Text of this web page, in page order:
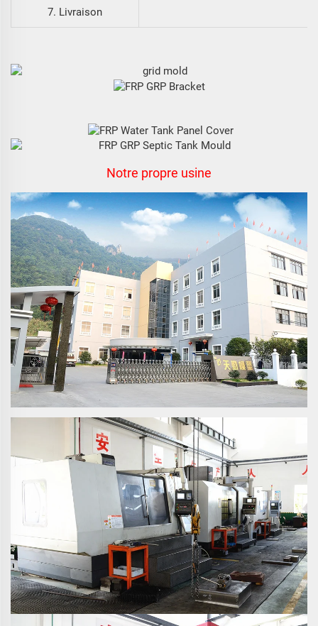
7. Livraison
Notre propre usine